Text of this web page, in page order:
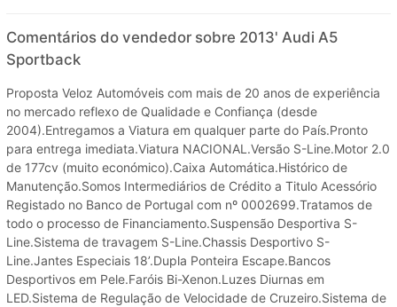
Comentários do vendedor sobre 2013' Audi A5
Sportback
Proposta Veloz Automóveis com mais de 20 anos de experiência
no mercado reflexo de Qualidade e Confiança (desde
2004).Entregamos a Viatura em qualquer parte do País.Pronto
para entrega imediata.Viatura NACIONAL.Versão S-Line.Motor 2.0
de 177cv (muito económico).Caixa Automática.Histórico de
Manutenção.Somos Intermediários de Crédito a Titulo Acessório
Registado no Banco de Portugal com nº 0002699.Tratamos de
todo o processo de Financiamento.Suspensão Desportiva S-
Line.Sistema de travagem S-Line.Chassis Desportivo S-
Line.Jantes Especiais 18’.Dupla Ponteira Escape.Bancos
Desportivos em Pele.Faróis Bi-Xenon.Luzes Diurnas em
LED.Sistema de Regulação de Velocidade de Cruzeiro.Sistema de